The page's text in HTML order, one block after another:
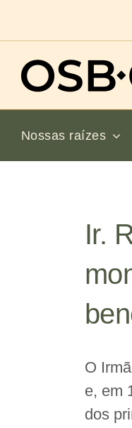
conteúdo
Nossas raízes
Ir.
O
e, em
dos